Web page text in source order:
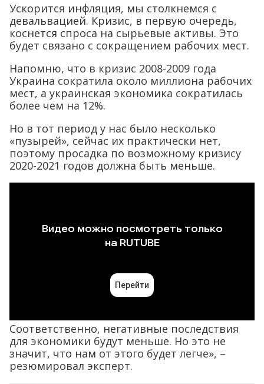
Ускорится инфляция, мы столкнемся с
девальвацией. Кризис, в первую очередь,
коснется спроса на сырьевые активы. Это
будет связано с сокращением рабочих мест.
Напомню, что в кризис 2008-2009 года
Украина сократила около миллиона рабочих
мест, а украинская экономика сократилась
более чем на 12%.
Но в тот период у нас было несколько
«пузырей», сейчас их практически нет,
поэтому просадка по возможному кризису
2020-2021 годов должна быть меньше.
Соответственно, негативные последствия
для экономики будут меньше. Но это не
значит, что нам от этого будет легче», –
резюмировал эксперт.